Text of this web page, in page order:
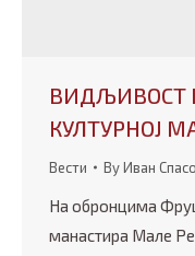
ВИДЉИВОСТ
КУЛТУРНОЈ
Вести ByИван
На обронцима
манастира Мале